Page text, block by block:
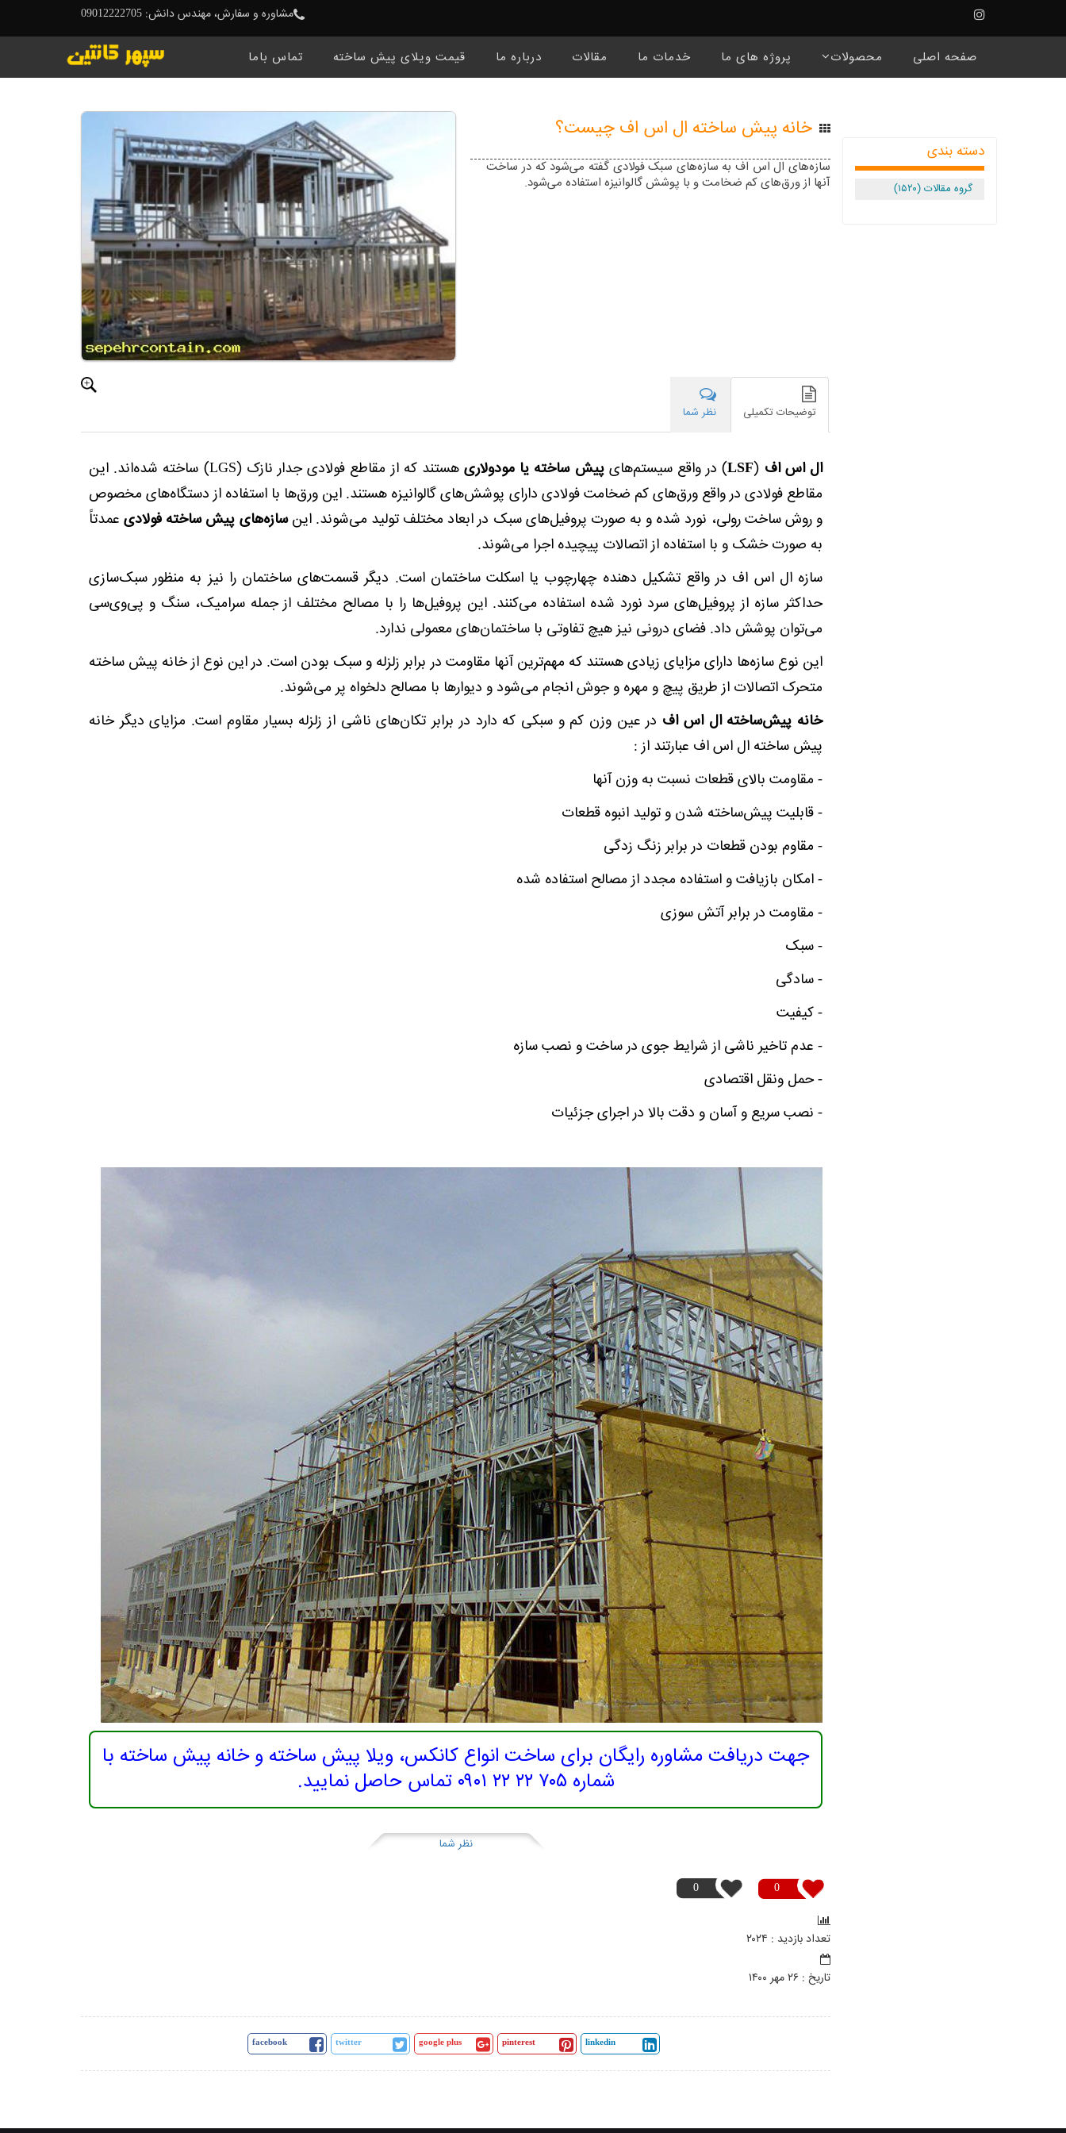
مشاوره و سفارش، مهندس دانش: 09012222705
صفحه اصلی محصولات پروژه های ما خدمات ما مقالات درباره ما قیمت ویلای پیش ساخته تماس باما
دسته بندی
گروه مقالات (۱۵۲۰)
خانه پیش ساخته ال اس اف چیست؟
سازه‌های ال اس اف به سازه‌های سبک فولادی گفته می‌شود که در ساخت
آنها از ورق‌های کم ضخامت و با پوشش گالوانیزه استفاده می‌شود.
توضیحات تکمیلی نظر شما
‏ال اس اف (
LSF) در واقع سیستم‌هایپیش ساخته یا مودولاری
هستند که از مقاطع فولادی جدار نازک (LGS) ساخته شده‌اند. این
مقاطع فولادی در واقع ورق‌های کم ضخامت فولادی دارای پوشش‌های گالوانیزه هستند. این ورق‌ها با استفاده از دستگاه‌های مخصوص
و روش ساخت رولی، نورد شده و به صورت پروفیل‌های سبک در ابعاد مختلف تولید‌ می‌شوند. اینسازه‌های پیش ساخته فولادیعمدتاً
به صورت خشک و با استفاده از اتصالات پیچیده اجرا می‌شوند.
سازه ‏ال اس اف در واقع تشکیل دهنده چهارچوب یا اسکلت ساختمان است. دیگر قسمت‌های ساختمان را نیز به منظور سبک‌سازی
حداکثر سازه از پروفیل‌های سرد نورد شده استفاده می‌کنند. این پروفیل‌ها را با مصالح مختلف از جمله سرامیک، سنگ و پی‌وی‌سی
می‌توان پوشش داد. فضای درونی نیز هیچ تفاوتی با ساختمان‌های معمولی ندارد.
این نوع سازه‌ها دارای مزایای زیادی هستند که مهم‌ترین آنها مقاومت در برابر زلزله و سبک بودن است. در این نوع از خانه پیش ساخته
متحرک اتصالات از طریق پیچ و مهره و جوش انجام می‌شود و دیوارها با مصالح دلخواه پر می‌شوند.
خانه پیش‌ساخته ال اس اف در عین وزن کم و سبکی که دارد در برابر تکان‌های ناشی از زلزله بسیار مقاوم است. مزایای دیگر خانه
پیش ساخته ال اس اف عبارتند از :
- مقاومت بالای قطعات نسبت به وزن آنها
- قابلیت پیش‌ساخته شدن و تولید انبوه قطعات
- مقاوم بودن قطعات در برابر زنگ زدگی
- امکان بازیافت و استفاده مجدد از مصالح استفاده شده
- مقاومت در برابر آتش سوزی
- سبک
- سادگی
- کیفیت
- عدم تاخیر ناشی از شرایط جوی در ساخت و نصب سازه
- حمل ونقل اقتصادی
- نصب سریع و آسان و دقت بالا در اجرای جزئیات
جهت دریافت مشاوره رایگان برای ساخت انواع کانکس، ویلا پیش ساخته و خانه پیش ساخته با
شماره ۷۰۵ ۲۲ ۲۲ ۰۹۰۱ تماس حاصل نمایید.
نظر شما
0
0
تعداد بازدید : ۲۰۲۴
تاريخ : ۲۶ مهر ۱۴۰۰
facebook twitter google plus pinterest linkedin